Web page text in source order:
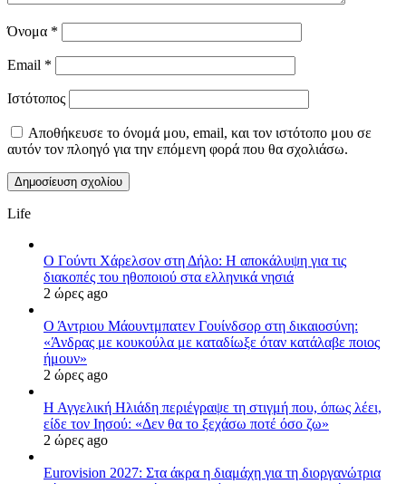
Όνομα *
Email *
Ιστότοπος
Αποθήκευσε το όνομά μου, email, και τον ιστότοπο μου σε
αυτόν τον πλοηγό για την επόμενη φορά που θα σχολιάσω.
Life
Ο Γούντι Χάρελσον στη Δήλο: Η αποκάλυψη για τις
διακοπές του ηθοποιού στα ελληνικά νησιά
2 ώρες ago
Ο Άντριου Μάουντμπατεν Γουίνδσορ στη δικαιοσύνη:
«Άνδρας με κουκούλα με καταδίωξε όταν κατάλαβε ποιος
ήμουν»
2 ώρες ago
Η Αγγελική Ηλιάδη περιέγραψε τη στιγμή που, όπως λέει,
είδε τον Ιησού: «Δεν θα το ξεχάσω ποτέ όσο ζω»
2 ώρες ago
Eurovision 2027: Στα άκρα η διαμάχη για τη διοργανώτρια